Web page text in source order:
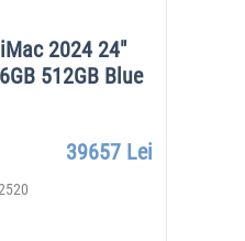
2024 24"
512GB Blue
39657 Lei